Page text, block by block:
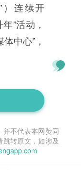
）连续开
”活动，
中心”，
不代表本网赞同
转原文，如涉及